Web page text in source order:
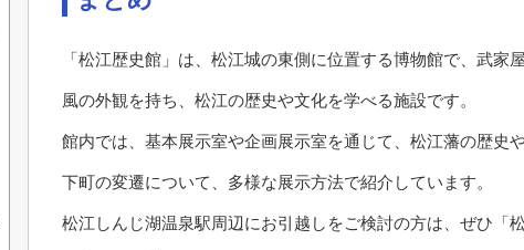
「松江歴史館」は、松江城の東側に位置する博物館で、武家
風の外観を持ち、松江の歴史や文化を学べる施設です。
館内では、基本展示室や企画展示室を通じて、松江藩の歴史
下町の変遷について、多様な展示方法で紹介しています。
松江しんじ湖温泉駅周辺にお引越しをご検討の方は、ぜひ「